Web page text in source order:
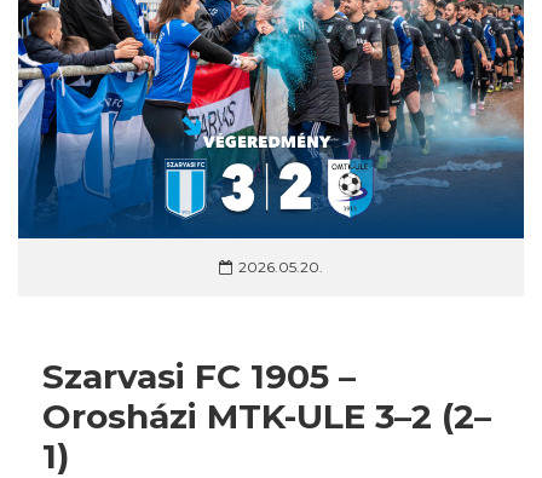
2026.05.20.
Szarvasi FC 1905 –
Orosházi MTK-ULE 3–2 (2–
1)